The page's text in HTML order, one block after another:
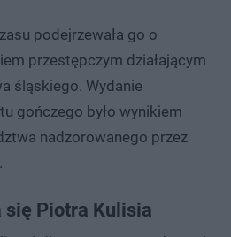
podejrzewała go o
przestępczym działającym
śląskiego. Wydanie
gończego było wynikiem
nadzorowanego przez
się Piotra Kulisia